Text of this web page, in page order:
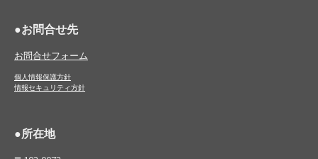
●お問合せ先
お問合せフォーム
個人情報保護方針
情報セキュリティ方針
●所在地